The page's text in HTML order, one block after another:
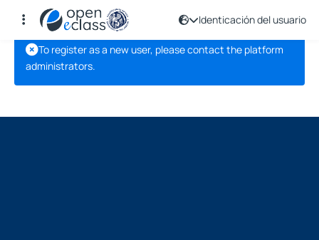
Identicación del usuario
To register as a new user, please contact the platform
administrators.